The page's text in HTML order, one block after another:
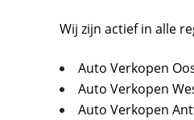
Wij zijn actief in alle
Auto Verkopen
Auto Verkopen
Auto Verkopen